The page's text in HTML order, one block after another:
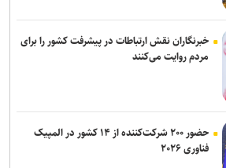
خبرنگاران نقش ارتباطات در پیشرفت کشور را برای
مردم روایت می‌کنند
حضور ۲۰۰ شرکت‌کننده از ۱۴ کشور در المپیک
فناوری ۲۰۲۶